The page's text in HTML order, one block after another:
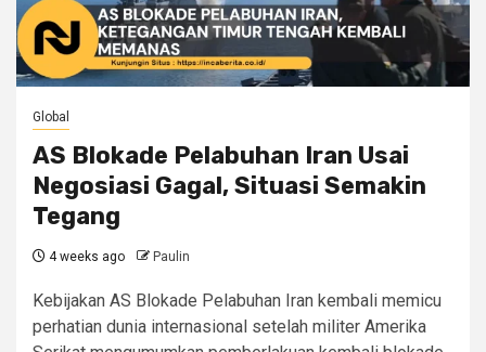
Global
AS Blokade Pelabuhan Iran Usai
Negosiasi Gagal, Situasi Semakin
Tegang
4 weeks ago Paulin
Kebijakan AS Blokade Pelabuhan Iran kembali memicu
perhatian dunia internasional setelah militer Amerika